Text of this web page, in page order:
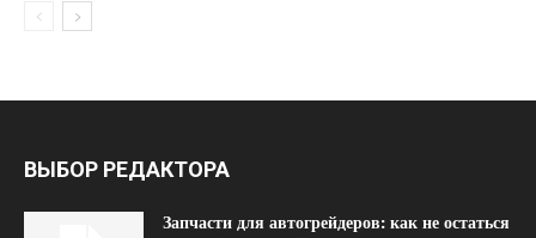
ВЫБОР РЕДАКТОРА
Запчасти для автогрейдеров: как не остаться